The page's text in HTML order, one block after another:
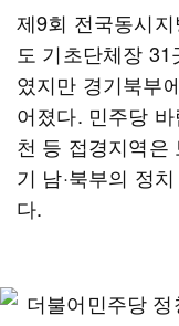
제9회 전국동시
도 기초단체장
였지만 경기북부
어졌다. 민주당 바
천 등 접경지역은
기 남·북부의 정
다.